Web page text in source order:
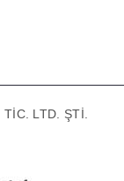
LTD. ŞTİ.